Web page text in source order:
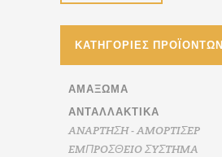
ΚΑΤΗΓΟΡΊΕΣ ΠΡΟΪΌΝΤΩΝ
ΑΜΆΞΩΜΑ
ΑΝΤΑΛΛΑΚΤΙΚΑ
ANAPTHΣH - AMOPTIΣEP
EMΠPOΣΘEIO ΣYΣTHMA